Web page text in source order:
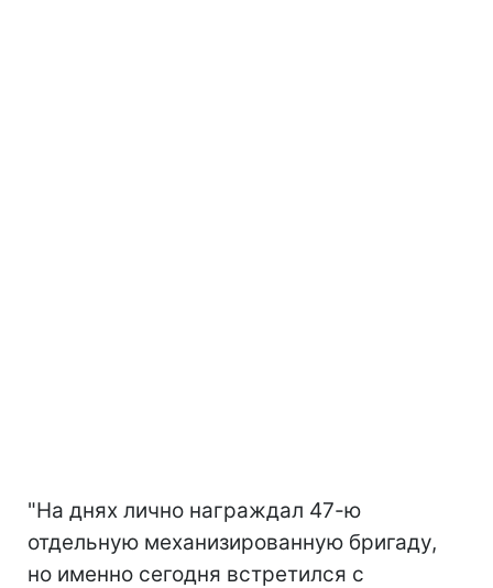
"На днях лично награждал 47-ю
отдельную механизированную бригаду,
но именно сегодня встретился с